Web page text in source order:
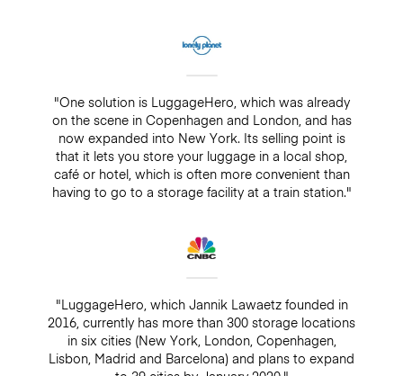
"One solution is LuggageHero, which was already
on the scene in Copenhagen and London, and has
now expanded into New York. Its selling point is
that it lets you store your luggage in a local shop,
café or hotel, which is often more convenient than
having to go to a storage facility at a train station."
"LuggageHero, which Jannik Lawaetz founded in
2016, currently has more than 300 storage locations
in six cities (New York, London, Copenhagen,
Lisbon, Madrid and Barcelona) and plans to expand